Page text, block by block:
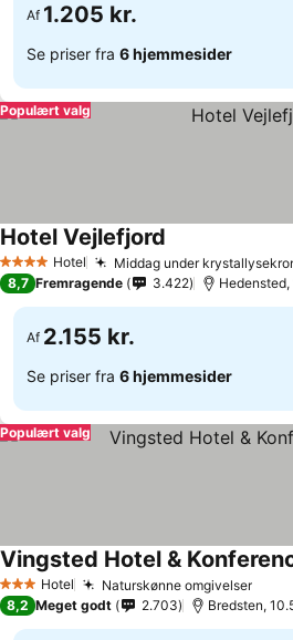
Af 1.205 kr.
Se priser fra 6 hjemmesider
Populært valg
4 StjernerHotel Middag under
Hotel Vejlefjord
8,7 Fremragende 3.422
Af 2.155 kr.
Se priser fra 6 hjemmesider
Populært valg
3 StjernerHotel Naturskønne omgivelser
Vingsted Hotel &
8,2 Meget godt 2.703 Bredsten,